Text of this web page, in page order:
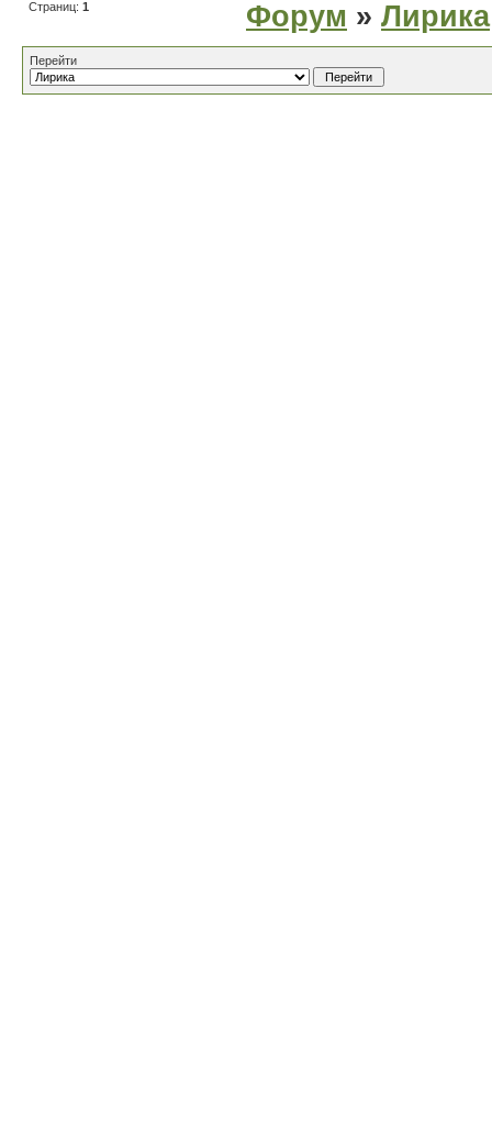
Страниц: 1 Форум » Лирика
Перейти